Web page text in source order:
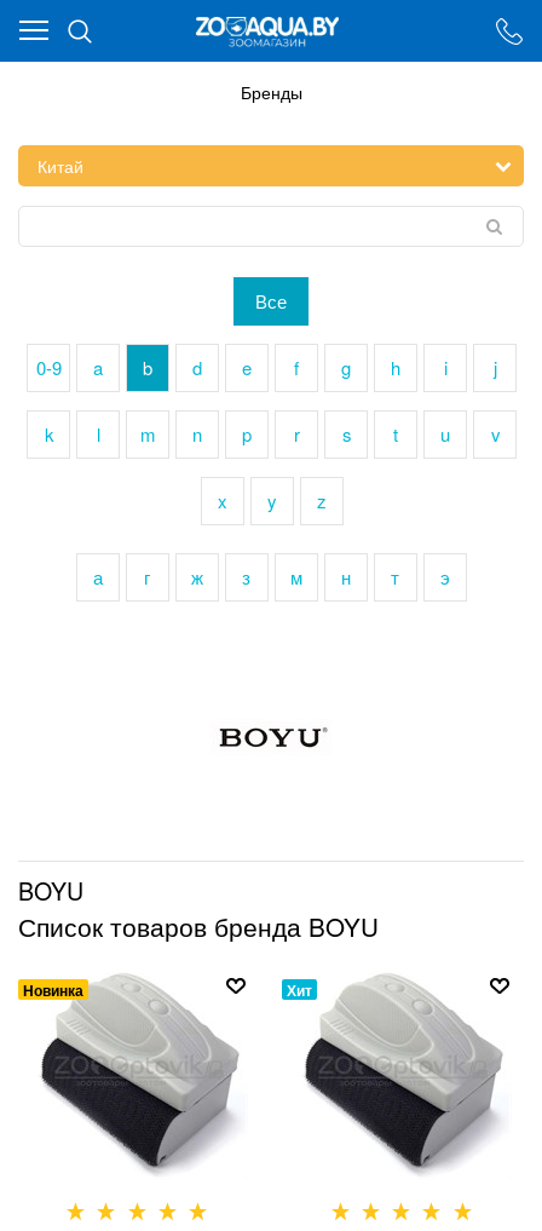
Бренды
Все
0-9 a b d e f g h i j
k l m n p r s t u v
x y z
а г ж з м н т э
BOYU
Список товаров бренда BOYU
Новинка Хит
Ваш город - Минск,